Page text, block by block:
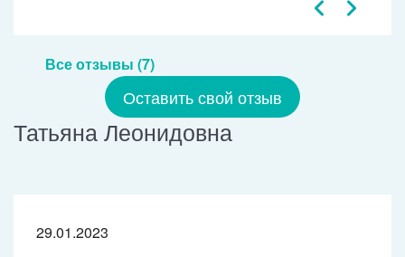
Все отзывы (7)
Оставить свой отзыв
Татьяна Леонидовна
29.01.2023